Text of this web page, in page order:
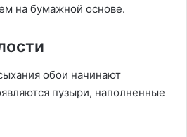
на бумажной основе.
обои начинают
пузыри, наполненные